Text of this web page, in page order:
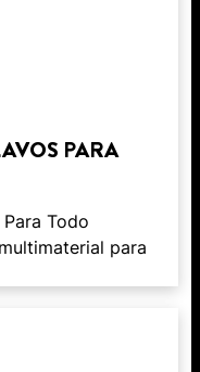
PARA
Todo
para